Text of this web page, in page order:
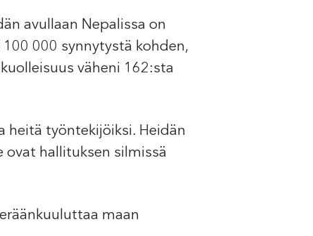
avullaan Nepalissa on
000 synnytystä kohden,
väheni 162:sta
heitä työntekijöiksi. Heidän
ovat hallituksen silmissä
maan